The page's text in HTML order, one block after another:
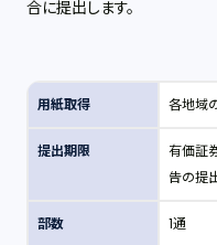
合に提出します。
用紙取得 各地域
提出期限
有価証
告の提
部数 1通